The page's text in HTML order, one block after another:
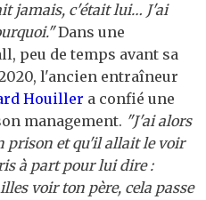
jamais, c'était lui… J'ai
Dans une
peu de temps avant sa
l'ancien entraîneur
Houiller a confié une
management. "J'ai alors
prison et qu'il allait le voir
à part pour lui dire :
voir ton père, cela passe